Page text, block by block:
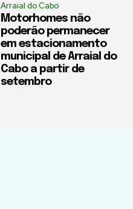
Arraial do Cabo
Motorhomes não
poderão permanecer
em estacionamento
municipal de Arraial do
Cabo a partir de
setembro